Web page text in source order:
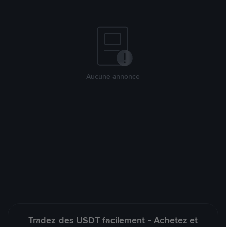
Aucune annonce
Tradez des USDT facilement - Achetez et